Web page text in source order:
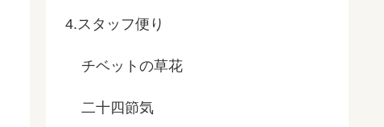
4.スタッフ便り
チベットの草花
二十四節気